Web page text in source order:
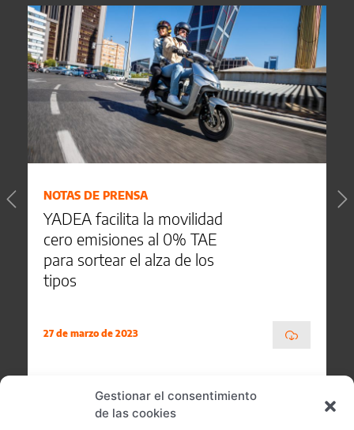
Gestionar el consentimiento
de las cookies
NOTAS DE PRENSA
YADEA facilita la movilidad
cero emisiones al 0% TAE
para sortear el alza de los
tipos
27 de marzo de 2023